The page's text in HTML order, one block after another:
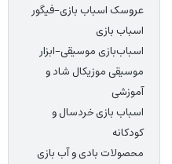
عروسک اسباب بازی-فیگور
اسباب بازی
اسباب‌بازی‌ موسیقی-ابزار
موسیقی موزیکال شاد و
آموزشی
اسباب بازی خردسال و
کودکانه
محصولات بادی و آب بازی